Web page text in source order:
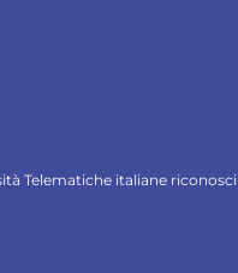
Telematiche italiane